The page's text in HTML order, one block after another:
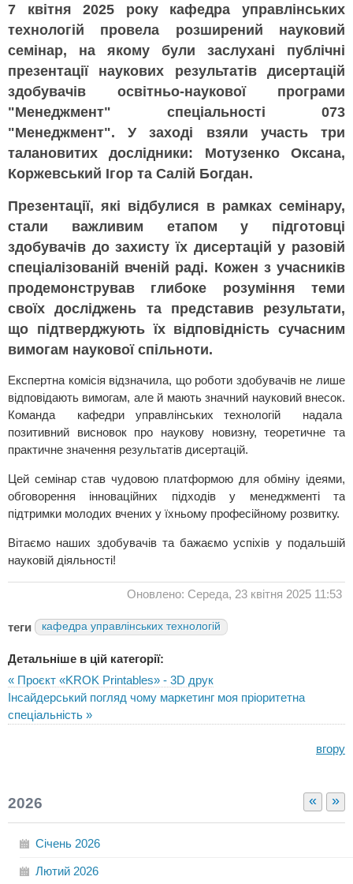
7 квітня 2025 року кафедра управлінських
технологій провела розширений науковий
семінар, на якому були заслухані публічні
презентації наукових результатів дисертацій
здобувачів освітньо-наукової програми
"Менеджмент" спеціальності 073
"Менеджмент". У заході взяли участь три
талановитих дослідники: Мотузенко Оксана,
Коржевський Ігор та Салій Богдан.
Презентації, які відбулися в рамках семінару,
стали важливим етапом у підготовці
здобувачів до захисту їх дисертацій у разовій
спеціалізованій вченій раді. Кожен з учасників
продемонстрував глибоке розуміння теми
своїх досліджень та представив результати,
що підтверджують їх відповідність сучасним
вимогам наукової спільноти.
Експертна комісія відзначила, що роботи здобувачів не лише
відповідають вимогам, але й мають значний науковий внесок.
Команда кафедри управлінських технологій надала
позитивний висновок про наукову новизну, теоретичне та
практичне значення результатів дисертацій.
Цей семінар став чудовою платформою для обміну ідеями,
обговорення інноваційних підходів у менеджменті та
підтримки молодих вчених у їхньому професійному розвитку.
Вітаємо наших здобувачів та бажаємо успіхів у подальшій
науковій діяльності!
Оновлено: Середа, 23 квітня 2025 11:53
теги кафедра управлінських технологій
Детальніше в цій категорії:
« Проєкт «KROK Printables» - 3D друк
Інсайдерський погляд чому маркетинг моя пріоритетна
спеціальність »
вгору
« »
2026
Січень 2026
Лютий 2026